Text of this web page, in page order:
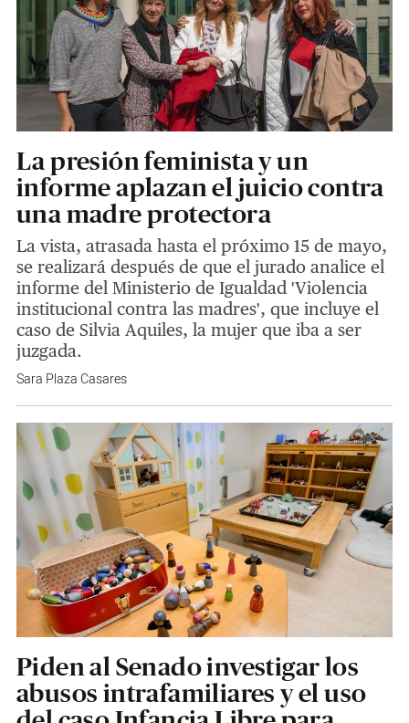
La presión feminista y un
informe aplazan el juicio contra
una madre protectora
La vista, atrasada hasta el próximo 15 de mayo,
se realizará después de que el jurado analice el
informe del Ministerio de Igualdad 'Violencia
institucional contra las madres', que incluye el
caso de Silvia Aquiles, la mujer que iba a ser
juzgada.
Sara Plaza Casares
Piden al Senado investigar los
abusos intrafamiliares y el uso